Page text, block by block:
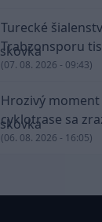
Turecké
Trabzonsporu
(07. 08. 2026 - 09:43)
Hrozivý moment
cyklotrase sa
(06. 08. 2026 - 16:05)